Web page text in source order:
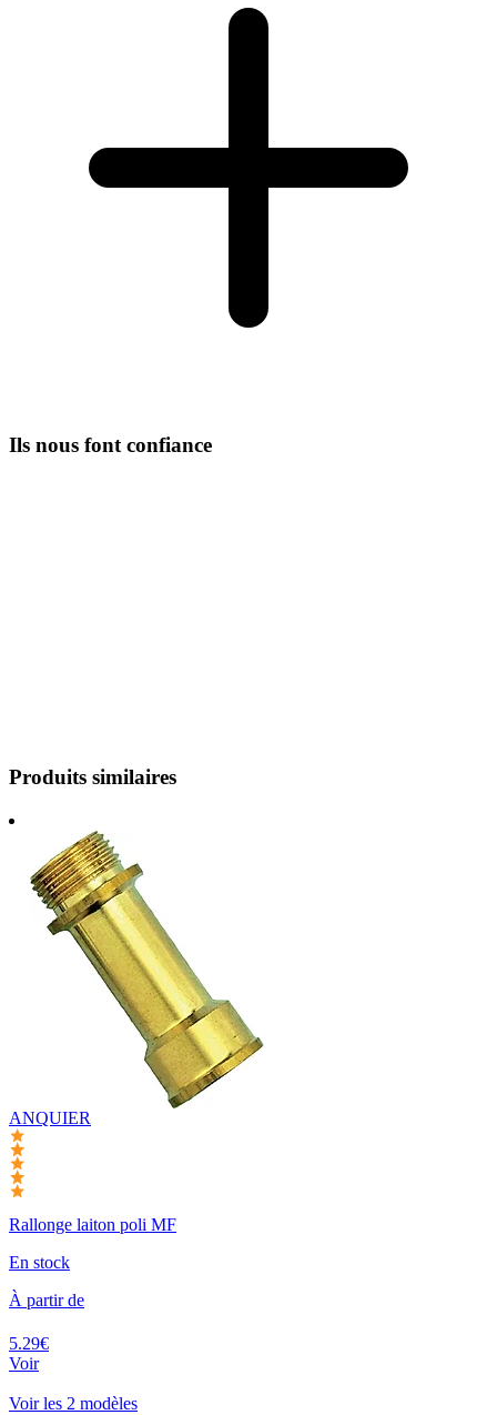
Ils nous font confiance
Produits similaires
ANQUIER
Rallonge laiton poli MF
En stock
À partir de
5.29€
Voir
Voir les 2 modèles